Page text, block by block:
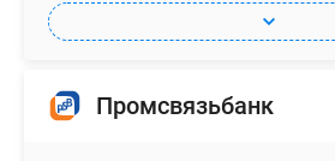
Промсвязьбанк